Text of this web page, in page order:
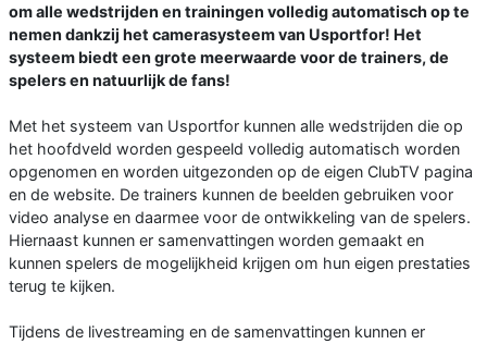
om alle wedstrijden en trainingen volledig automatisch op te
nemen dankzij het camerasysteem van Usportfor! Het
systeem biedt een grote meerwaarde voor de trainers, de
spelers en natuurlijk de fans!
Met het systeem van Usportfor kunnen alle wedstrijden die op
het hoofdveld worden gespeeld volledig automatisch worden
opgenomen en worden uitgezonden op de eigen ClubTV pagina
en de website. De trainers kunnen de beelden gebruiken voor
video analyse en daarmee voor de ontwikkeling van de spelers.
Hiernaast kunnen er samenvattingen worden gemaakt en
kunnen spelers de mogelijkheid krijgen om hun eigen prestaties
terug te kijken.
Tijdens de livestreaming en de samenvattingen kunnen er